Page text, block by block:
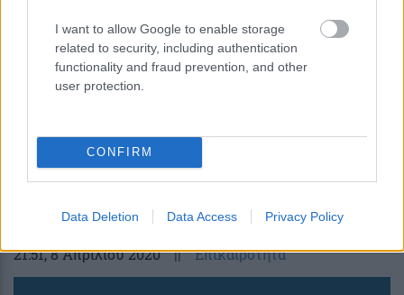
I want to allow Google to enable storage
related to security, including authentication
functionality and fraud prevention, and other
user protection.
CONFIRM
Data Deletion Data Access Privacy Policy
Δύσκολη μάχη σε αντίξοες συνθήκες –
Στηρίζουμε δεν σημαίνει και σιωπούμε –
ΒΙΝΤΕΟ
21:51, 8 Απριλίου 2020 || Επικαιρότητα